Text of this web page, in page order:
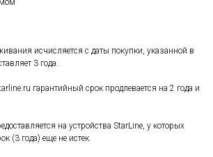
исчисляется с даты покупки, указанной в
3 года.
гарантийный срок продлевается на 2 года и
на устройства StarLine, у которых
(3 года) еще не истек.